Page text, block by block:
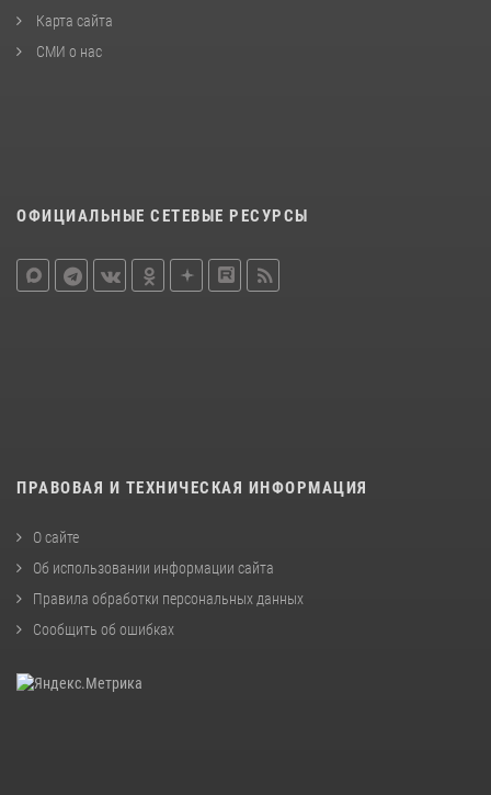
Карта сайта
СМИ о нас
ОФИЦИАЛЬНЫЕ СЕТЕВЫЕ РЕСУРСЫ
ПРАВОВАЯ И ТЕХНИЧЕСКАЯ ИНФОРМАЦИЯ
О сайте
Об использовании информации сайта
Правила обработки персональных данных
Сообщить об ошибках